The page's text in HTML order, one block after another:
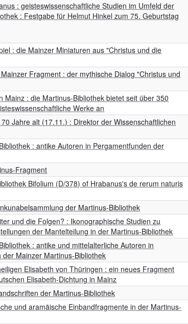
: geisteswissenschaftliche Studien im Umfeld der
: Festgabe für Helmut Hinkel zum 75. Geburtstag
: die Mainzer Miniaturen aus "Christus und die
Fragment : der mythische Dialog "Christus und
Mainz : die Martinus-Bibliothek bietet seit über 350
Werke an
Jahre alt (17.11.) : Direktor der Wissenschaftlichen
: antike Autoren in Pergamentfunden der
Fragment
Bifolium (D/378) of Hrabanus's de rerum naturis
der Martinus-Bibliothek
und die Folgen? : Ikonographische Studien zu
der Mantelteilung in der Martinus-Bibliothek
: antike und mittelalterliche Autoren in
Mainzer Martinus-Bibliothek
Elisabeth von Thüringen : ein neues Fragment
Elisabeth-Dichtung in Mainz
der Martinus-Bibliothek
und aramäische Einbandfragmente in der Martinus-